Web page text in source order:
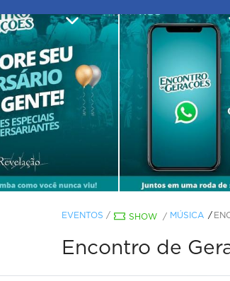
EVENTOS / SHOW / MÚSICA
Encontro de